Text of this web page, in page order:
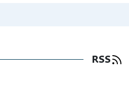
RSS